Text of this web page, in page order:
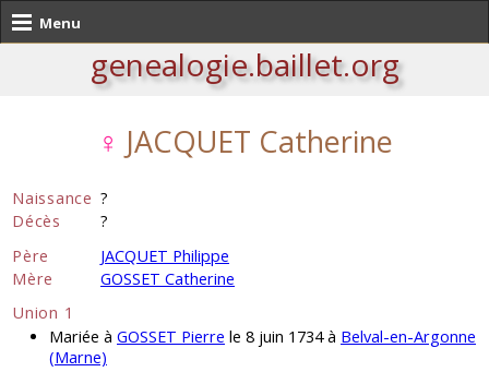
Menu
genealogie.baillet.org
♀ JACQUET Catherine
Naissance ?
Décès
?
Père
JACQUET Philippe
Mère
GOSSET Catherine
Union 1
Mariée à GOSSET Pierre le 8 juin 1734 à Belval-en-Argonne
(Marne)